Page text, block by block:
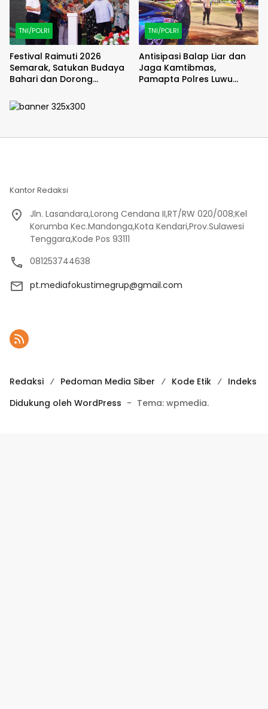
TNI/POLRI
Festival Raimuti 2026
Semarak, Satukan Budaya
Bahari dan Dorong
TNI/POLRI
Antisipasi Balap Liar dan
Jaga Kamtibmas,
Pamapta Polres Luwu
Kantor Redaksi
Jln. Lasandara,Lorong Cendana II,RT/RW 020/008;Kel
Korumba Kec.Mandonga,Kota Kendari,Prov.Sulawesi
Tenggara,Kode Pos 93111
081253744638
pt.mediafokustimegrup@gmail.com
Redaksi Pedoman Media Siber Kode Etik
Indeks
Didukung oleh WordPress - Tema: wpmedia.